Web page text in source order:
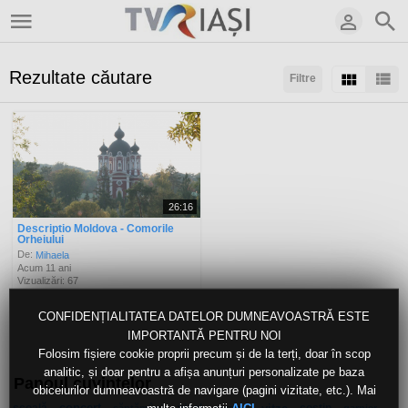
CONFIDENȚIALITATEA DATELOR DUMNEAVOASTRĂ ESTE
IMPORTANTĂ PENTRU NOI
Folosim fișiere cookie proprii precum și de la terți, doar în scop
analitic, și doar pentru a afișa anunțuri personalizate pe baza
obiceiurilor dumneavoastră de navigare (pagini vizitate, etc.). Mai
Filtre
Rezultate căutare
Sortaţi după:
26:16
Descriptio Moldova - Comorile
Orheiului
De: Mihaela
Acum 11 ani
Vizualizări: 67
Panoul cuvintelor